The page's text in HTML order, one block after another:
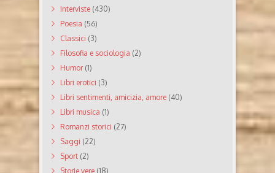
Interviste (430)
Poesia (56)
Classici (3)
Filosofia e sociologia (2)
Humor(1)
Libri erotici (3)
Libri sentimenti, amicizia, amore (40)
Libri musica (1)
Romanzi storici (27)
Saggi (22)
Sport (2)
Storie vere (18)